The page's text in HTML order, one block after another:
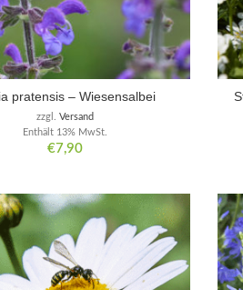
pratensis – Wiesensalbei
€7,90
Enthält 13% MwSt.
zzgl. Versand